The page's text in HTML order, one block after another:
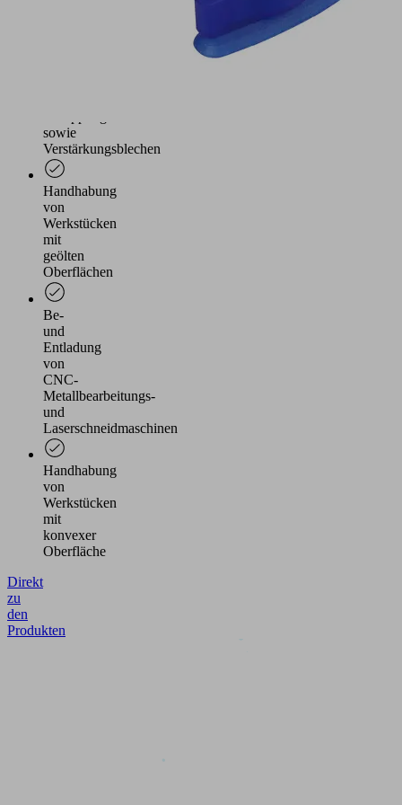
sowie
Verstärkungsblechen
Handhabung
von
Werkstücken
mit
geölten
Oberflächen
Be-
und
Entladung
von
CNC-
Metallbearbeitungs-
und
Laserschneidmaschinen
Handhabung
von
Werkstücken
mit
konvexer
Oberfläche
Direkt
zu
den
Produkten